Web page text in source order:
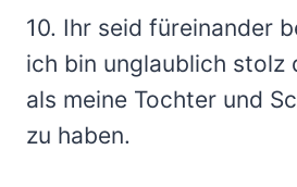
10. Ihr seid füreinander
ich bin unglaublich stolz
als meine Tochter und
zu haben.